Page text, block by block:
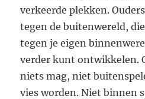
verkeerde plekken.
tegen de buitenwereld,
tegen je eigen
verder kunt ontwikkelen.
niets mag, niet
vies worden. Niet binnen